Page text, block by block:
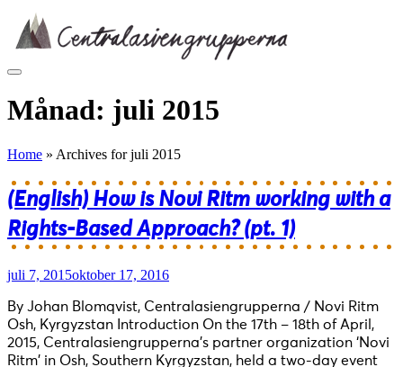
content
Månad: juli 2015
Home » Archives for juli 2015
(English) How is Novi Ritm working with a
Rights-Based Approach? (pt. 1)
juli 7, 2015oktober 17, 2016
By Johan Blomqvist, Centralasiengrupperna / Novi Ritm
Osh, Kyrgyzstan Introduction On the 17th – 18th of April,
2015, Centralasiengrupperna’s partner organization ‘Novi
Ritm’ in Osh, Southern Kyrgyzstan, held a two-day event